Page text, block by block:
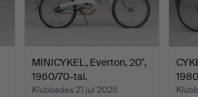
MINICYKEL, Everton, 20",
1960/70-tal.
Klubbades 21 jul 2025